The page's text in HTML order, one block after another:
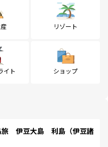
リゾート
イト ショップ
伊豆大島 利島（伊豆諸